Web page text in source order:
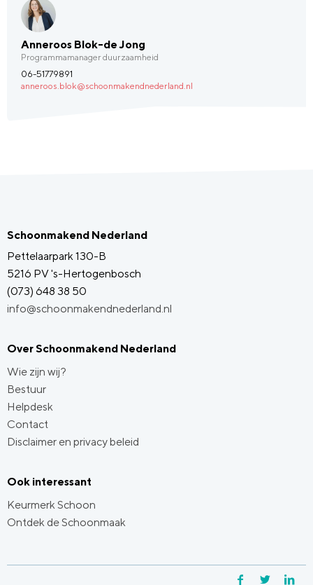
Anneroos Blok-de Jong
Programmamanager duurzaamheid
06-51779891
anneroos.blok@schoonmakendnederland.nl
Schoonmakend Nederland
Pettelaarpark 130-B
5216 PV 's-Hertogenbosch
(073) 648 38 50
info@schoonmakendnederland.nl
Over Schoonmakend Nederland
Wie zijn wij?
Bestuur
Helpdesk
Contact
Disclaimer en privacy beleid
Ook interessant
Keurmerk Schoon
Ontdek de Schoonmaak
Facebook
Twitter